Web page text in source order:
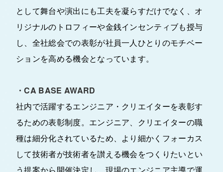
として舞台や演出にも工夫を凝らすだけでなく、オ
リジナルのトロフィーや金銭インセンティブも授与
し、全社総会での表彰が社員一人ひとりのモチベー
ションを高める機会となっています。
・CA BASE AWARD
社内で活躍するエンジニア・クリエイターを表彰す
るための表彰制度。エンジニア、クリエイターの職
種は細分化されているため、より細かくフォーカス
して技術者が技術者を讃える機会をつくりたいとい